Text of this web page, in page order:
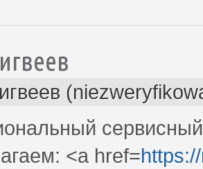
<a href=